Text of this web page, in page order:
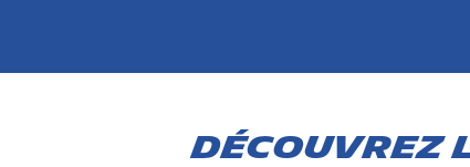
Découvrez